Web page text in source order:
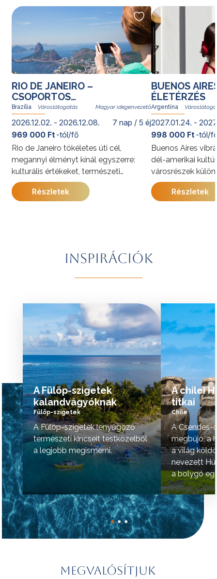
RIO DE JANEIRO –
CSOPORTOS
VÁROSLÁTOGATÁS
Brazília Magyar idegenvezető
2026.12.02. - 2026.12.08. 7 nap / 5 éj
Rio de Janeiro tökéletes úti cél,
megannyi élményt kínál egyszerre:
kulturális értékeket, természeti
kincseket, világhírű strandokat, a
szambát és a bossanovát, izgalmas
További érdekességekért Brazíliáról
A programok sorrendje az indulási
969 000 Ft-tól/fő
Részletek
BUENOS
ÉLETÉRZÉS
Argentína
2027.01.24. -
Buenos Aires
dél-amerikai
városrészek
kínálja. A program
megismerkedhet
természeti
vidék hangulata is
998 000 Ft-tól/
Részletek
Inspirációk
A Fülöp-szigetek
kalandvágyóknak
Fülöp-szigetek
A Fülöp-szigetek lenyűgöző
természeti kincseit testközelből
a legjobb megismerni.
A chilei
titkai
Chile
A Csendes-
megbújó, a
a világ
nevezett
a bolygó
helyének
tovább »
● ● ●
Megvalósítjuk